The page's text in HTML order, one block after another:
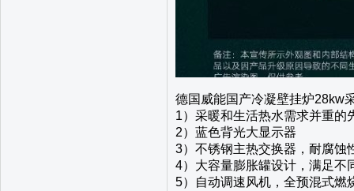
德国威能国产冷凝壁挂炉28kw
1）采暖和生活热水需求并重的
2）蓝色背光大显示器
3）不锈钢主热交换器，耐腐蚀
4）大容量膨胀罐设计，满足不
5）自动调速风机，全预混式燃